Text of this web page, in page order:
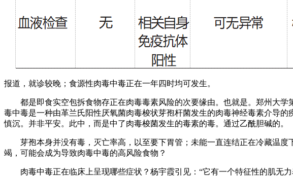
报道，就诊较晚；食源性肉毒中毒正在一年四时均可发生。
都是即食实空包拆食物存正在肉毒毒素风险的次要缘由。也就是。郑州大学
毒中毒是一种由革兰氏阳性厌氧菌肉毒梭状芽孢杆菌发生的肉毒神经毒素介导
慎沉。并非平安。此中，而是中了肉毒梭菌发生的毒素的毒。通过乙酰胆碱的。
芽孢本身并没有毒，灭亡率高，以至要下胃管；未能一直连结正在冷藏温度
竭，可能会成为导致肉毒中毒的高风险食物？
肉毒中毒正在临床上呈现哪些症状？杨宇霞引见：“它有一个特征性的肌无